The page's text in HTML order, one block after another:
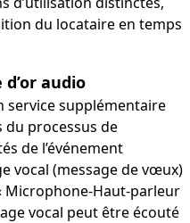
du locataire en temps
audio
service supplémentaire
processus de
de l’événement
vocal (message de vœux)
Microphone-Haut-parleur
vocal peut être écouté